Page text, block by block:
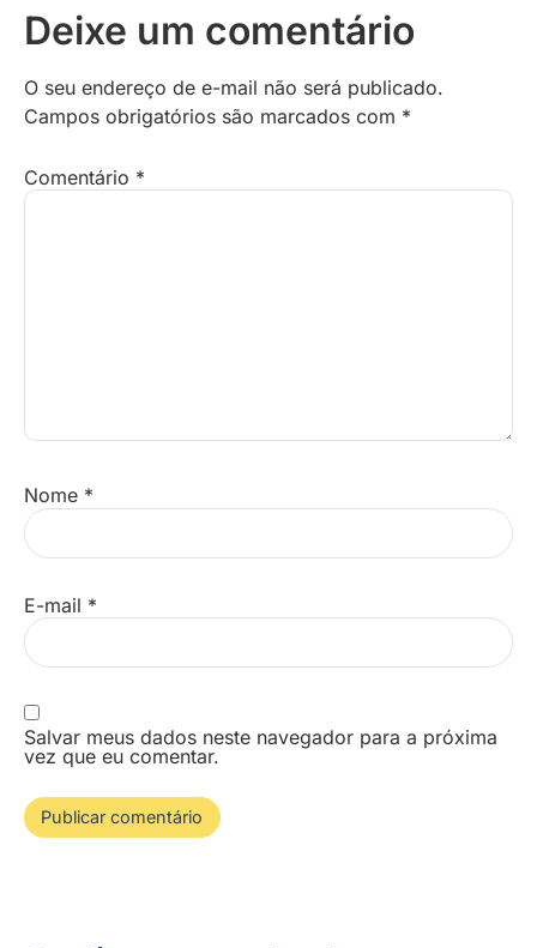
Deixe um comentário
O seu endereço de e-mail não será publicado.
Campos obrigatórios são marcados com *
Comentário *
Nome *
E-mail *
Salvar meus dados neste navegador para a próxima
vez que eu comentar.